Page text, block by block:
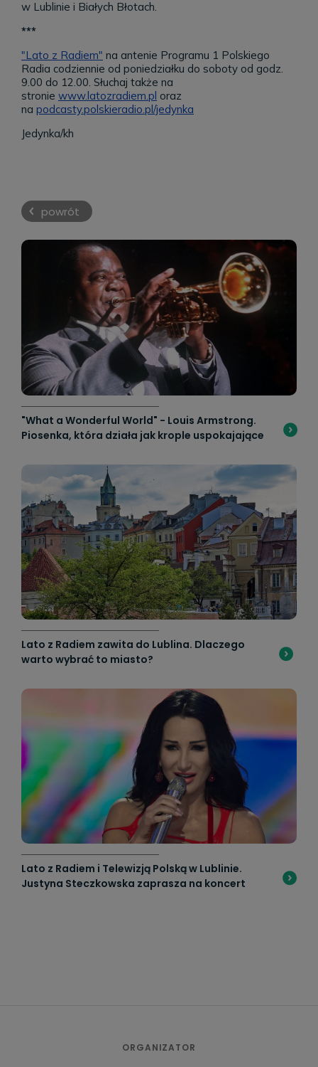
w Lublinie i Białych Błotach.
***
"Lato z Radiem" na antenie Programu 1 Polskiego
Radia codziennie od poniedziałku do soboty od godz.
9.00 do 12.00. Słuchaj także na
stronie www.latozradiem.pl oraz
na podcasty.polskieradio.pl/jedynka
Jedynka/kh
powrót
"What a Wonderful World" - Louis Armstrong.
Piosenka, która działa jak krople uspokajające
Lato z Radiem zawita do Lublina. Dlaczego
warto wybrać to miasto?
Lato z Radiem i Telewizją Polską w Lublinie.
Justyna Steczkowska zaprasza na koncert
ORGANIZATOR